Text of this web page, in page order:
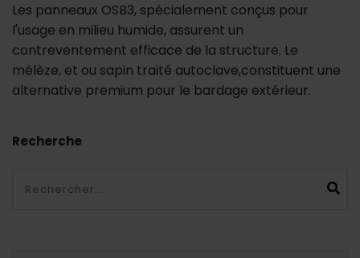
Les panneaux OSB3, spécialement conçus pour
l'usage en milieu humide, assurent un
contreventement efficace de la structure. Le
mélèze, et ou sapin traité autoclave,constituent une
alternative premium pour le bardage extérieur.
Recherche
Ok